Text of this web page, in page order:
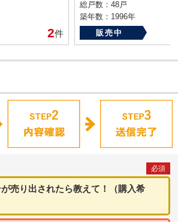
2件
総戸数：48戸
築年数：1996年
販売中
必須
売り出されたら教えて！（購入希